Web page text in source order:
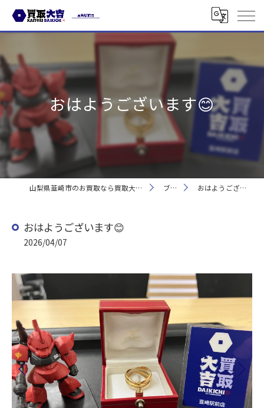
おはようございます😊
山梨県韮崎市のお買取なら買取大吉 韮崎駅前店 ブログ おはようございます😊
おはようございます😊
2026/04/07